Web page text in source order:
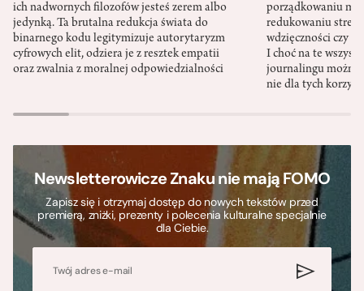
ich nadwornych filozofów jesteś zerem albo
jedynką. Ta brutalna redukcja świata do
binarnego kodu legitymizuje autorytaryzm
cyfrowych elit, odziera je z resztek empatii
oraz zwalnia z moralnej odpowiedzialności
porządkowaniu
redukowaniu
wdzięczności czy
I choć na te
journalingu można
nie dla tych
Newsletterowicze Znaku nie mają FOMO
Zapisz się i otrzymaj dostęp do nowych tekstów przed
premierą, zniżki, prezenty i polecenia kulturalne specjalnie
dla Ciebie.